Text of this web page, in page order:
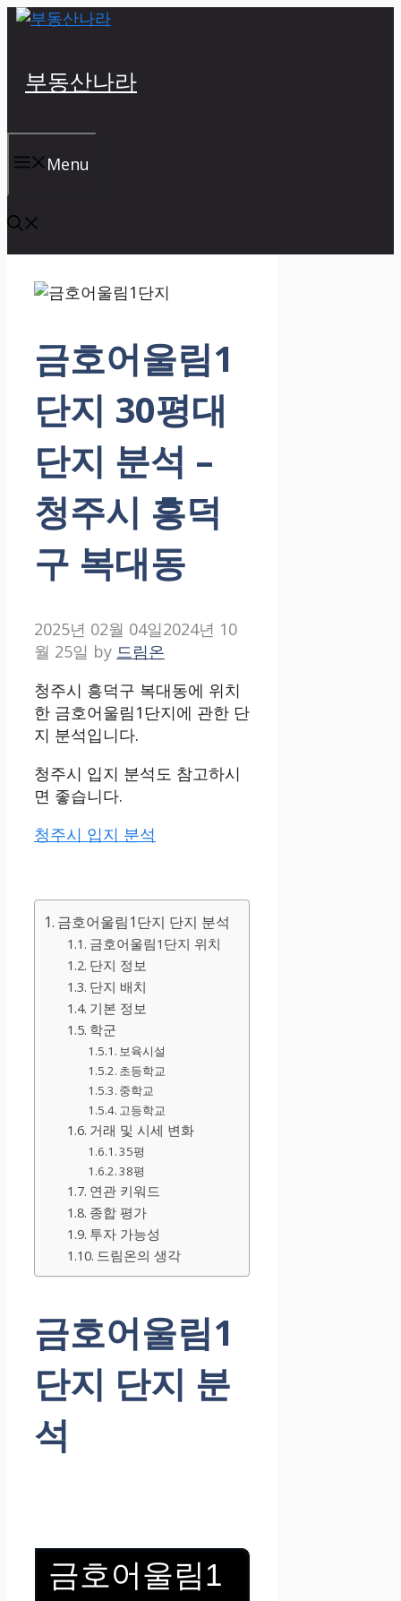
Skip
부동산나라
Menu
금호어울림1
단지 30평대
단지 분석 –
청주시 흥덕
구 복대동
2025년 02월 04일2024년 10
월 25일 by 드림온
청주시 흥덕구 복대동에 위치
한 금호어울림1단지에 관한 단
지 분석입니다.
청주시 입지 분석도 참고하시
면 좋습니다.
청주시 입지 분석
금호어울림1단지 단지 분석
금호어울림1단지 위치
단지 정보
단지 배치
기본 정보
학군
보육시설
초등학교
중학교
고등학교
거래 및 시세 변화
35평
38평
연관 키워드
종합 평가
투자 가능성
드림온의 생각
금호어울림1
단지 단지 분
석
금호어울림1